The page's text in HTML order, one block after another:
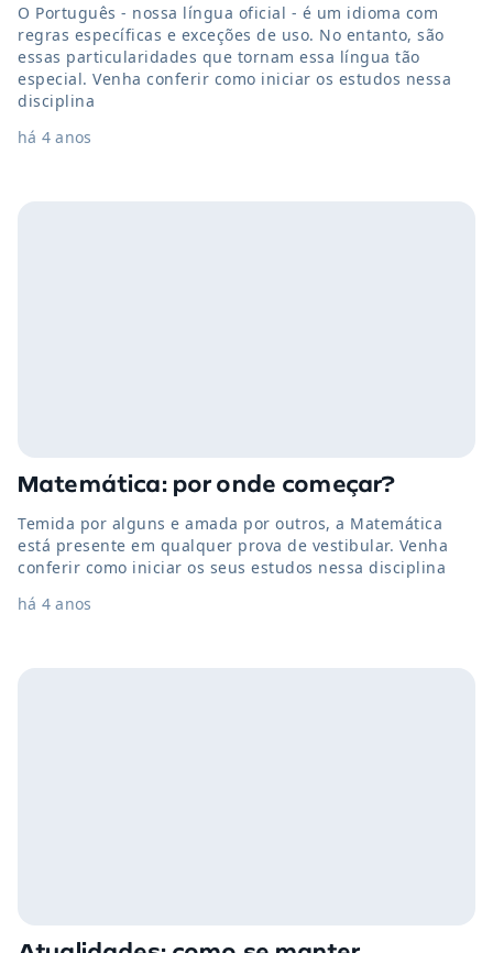
O Português - nossa língua oficial - é um idioma com
regras específicas e exceções de uso. No entanto, são
essas particularidades que tornam essa língua tão
especial. Venha conferir como iniciar os estudos nessa
disciplina
há 4 anos
Matemática: por onde começar?
Temida por alguns e amada por outros, a Matemática
está presente em qualquer prova de vestibular. Venha
conferir como iniciar os seus estudos nessa disciplina
há 4 anos